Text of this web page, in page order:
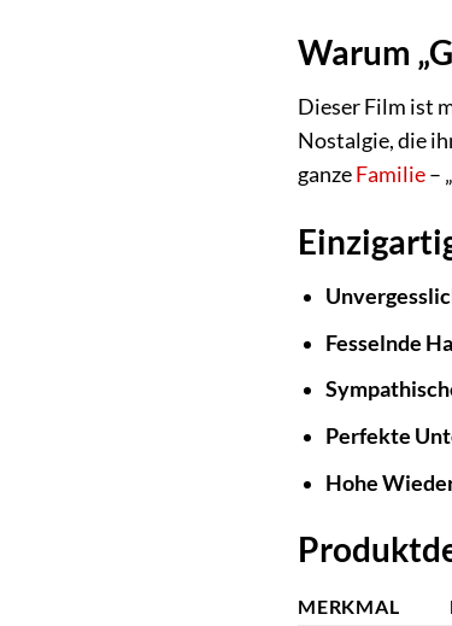
Warum
Dieser Film ist
Nostalgie, die
ganzeFamilie–
Fesselnde
Perfekte
Hohe
MERKMAL